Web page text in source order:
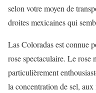
selon votre moyen de
droites mexicaines qui
Las Coloradas est connue
rose spectaculaire. Le rose
particulièrement
la concentration de sel,